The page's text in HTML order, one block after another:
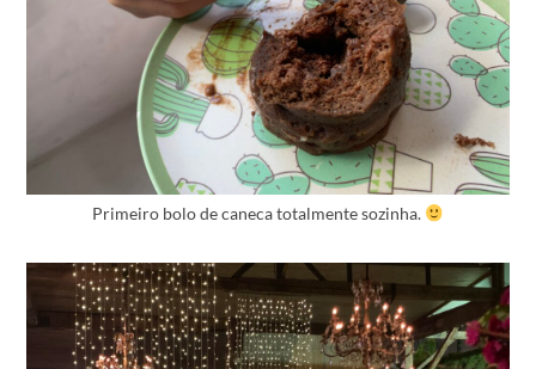
Primeiro bolo de caneca totalmente sozinha.